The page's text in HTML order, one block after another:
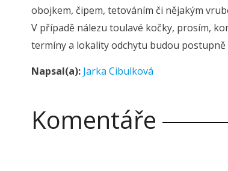
obojkem, čipem, tetováním či nějakým
V případě nálezu toulavé kočky, prosím,
termíny a lokality odchytu budou
Napsal(a): Jarka Cibulková
Komentáře